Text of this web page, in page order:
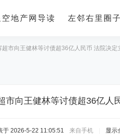
空地产网导读 左邻右里圈子
超市向王健林等讨债超36亿人民币 法院决定
市向王健林等讨债超36亿人
于 2026-5-22 11:05:51 来自手机 显示